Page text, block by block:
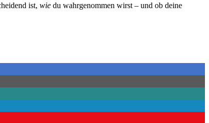
ist, wie du wahrgenommen wirst – und ob deine